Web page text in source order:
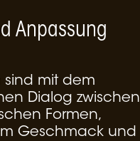
Anpassung
sind mit dem
Dialog zwischen
Formen,
Geschmack und